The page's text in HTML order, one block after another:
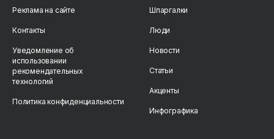
Реклама на сайте
Контакты
Уведомление об
использовании
рекомендательных
технологий
Политика конфиденциальности
Шпаргалки
Люди
Новости
Статьи
Акценты
Инфографика